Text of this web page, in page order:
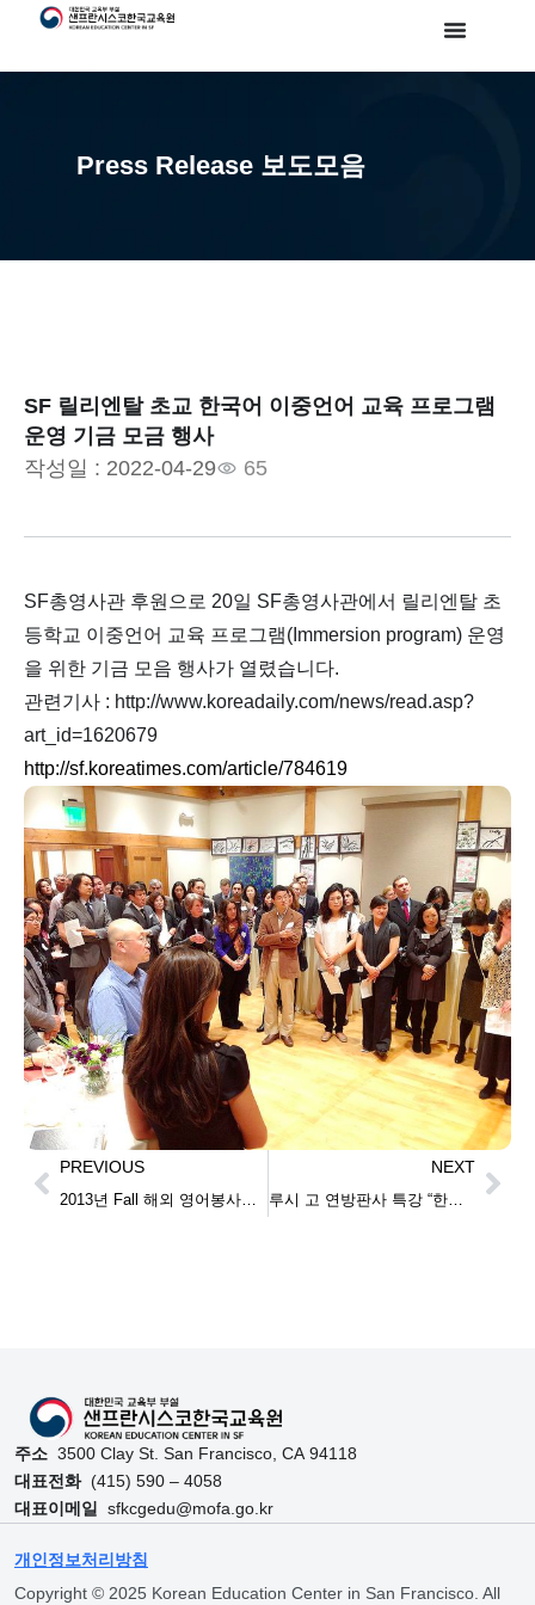
Press Release 보도모음
SF 릴리엔탈 초교 한국어 이중언어 교육 프로그램
운영 기금 모금 행사
작성일 : 2022-04-29 65
SF총영사관 후원으로 20일 SF총영사관에서 릴리엔탈 초
등학교 이중언어 교육 프로그램(Immersion program) 운영
을 위한 기금 모음 행사가 열렸습니다.
관련기사 : http://www.koreadaily.com/news/read.asp?
art_id=1620679
http://sf.koreatimes.com/article/784619
PREVIOUS
2013년 Fall 해외 영어봉사장학생(TaLK) 모집
NEXT
루시 고 연방판사 특강 “한계·고정 관념부터 깨라”
주소 3500 Clay St. San Francisco, CA 94118
대표전화(415) 590 – 4058
대표이메일
sfkcgedu@mofa.go.kr
개인정보처리방침
Copyright © 2025 Korean Education Center in San Francisco. All